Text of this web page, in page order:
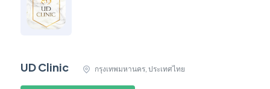
UD Clinic กรุงเทพมหานคร, ประเทศไทย